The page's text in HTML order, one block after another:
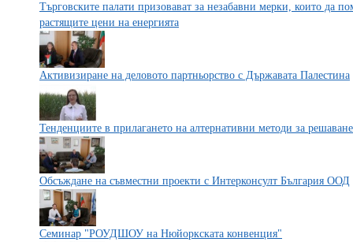
Търговските палати призовават за незабавни мерки, които да
растящите цени на енергията
Активизиране на деловото партньорство с Държавата Палестина
Тенденциите в прилагането на алтернативни методи за
Обсъждане на съвместни проекти с Интерконсулт България ООД
Семинар "РОУДШОУ на Нюйоркската конвенция"